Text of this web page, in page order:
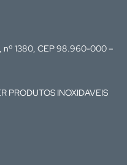
nº 1380, CEP 98.960-000 –
PRODUTOS INOXIDAVEIS